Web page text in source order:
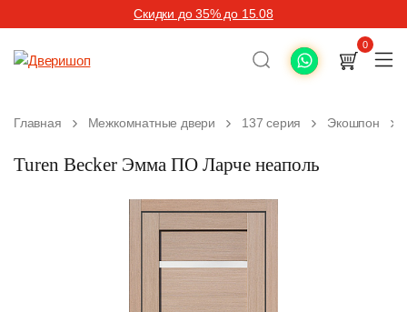
Скидки до 35% до 15.08
0
Главная Межкомнатные двери 137 серия Экошпон
Turen Becker Эмма ПО Ларче неаполь